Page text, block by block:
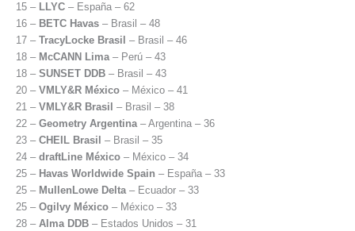
15 – LLYC – España – 62
16 – BETC Havas – Brasil – 48
17 – TracyLocke Brasil – Brasil – 46
18 – McCANN Lima– Perú – 43
18 – SUNSET DDB – Brasil – 43
20 – VMLY&R México – México – 41
21 – VMLY&R Brasil – Brasil – 38
22 – Geometry Argentina– Argentina – 36
23 – CHEIL Brasil – Brasil – 35
24 – draftLine México – México – 34
25 – Havas Worldwide Spain – España – 33
25 – MullenLowe Delta– Ecuador – 33
25 – Ogilvy México – México – 33
28 – Alma DDB – Estados Unidos – 31